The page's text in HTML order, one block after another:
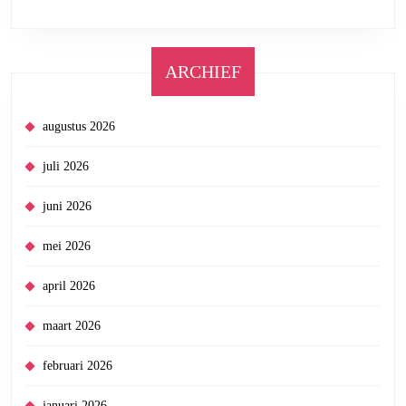
ARCHIEF
augustus 2026
juli 2026
juni 2026
mei 2026
april 2026
maart 2026
februari 2026